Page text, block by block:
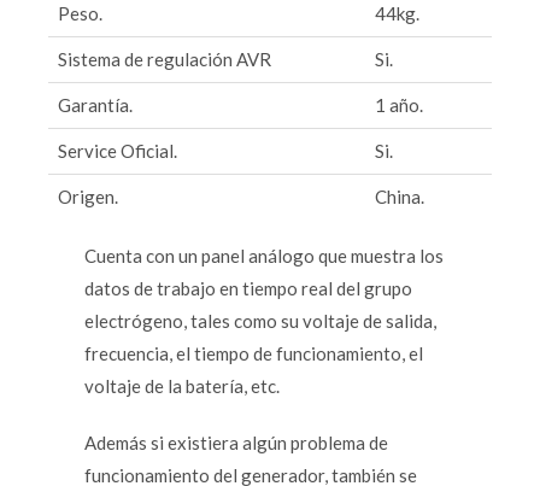
Peso. 44kg.
Sistema de regulación AVR Si.
Garantía. 1 año.
Service Oficial. Si.
Origen. China.
Cuenta con un panel análogo que muestra los
datos de trabajo en tiempo real del grupo
electrógeno, tales como su voltaje de salida,
frecuencia, el tiempo de funcionamiento, el
voltaje de la batería, etc.
Además si existiera algún problema de
funcionamiento del generador, también se